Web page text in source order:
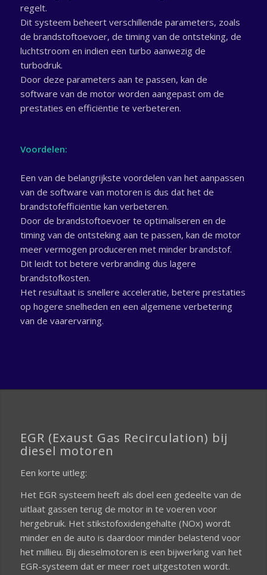
regelt.
Dit systeem beheert verschillende parameters, zoals
de brandstoftoevoer, de timing van de ontsteking, de
luchtstroom en indien een turbo aanwezig de
turbodruk.
Door deze parameters aan te passen, kan de
software van de motor worden aangepast om de
prestaties en efficiëntie te verbeteren.
Voordelen:
Een van de belangrijkste voordelen van het aanpassen
van de software van motoren is dus dat het de
brandstofefficiëntie kan verbeteren.
Door de brandstoftoevoer te optimaliseren en de
timing van de ontsteking aan te passen, kan de motor
meer vermogen produceren met minder brandstof.
Dit leidt tot betere verbranding dus lagere
brandstofkosten.
Het resultaat is snellere acceleratie, betere prestaties
op hogere snelheden en een algemene verbetering
van de vaarervaring.
EGR (Exaust Gas Recirculation) bij
diesel motoren
Een korte uitleg:
Het EGR systeem heeft als doel een gedeelte van de
uitlaat gassen terug de motor in te voeren voor
hergebruik. Het stikstofoxidengehalte (NOx) wordt
minder en de auto is daardoor minder belastend voor
het millieu. Bij dieselmotoren is een bijwerking van het
EGR-systeem dat er meer roet uitgestoten wordt.